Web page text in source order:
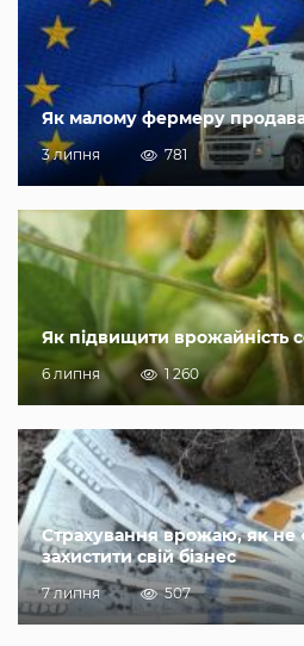
Як малому фермеру
3 липня 781
Як підвищити врожайність
6 липня 1 260
Страхування врожаю, як не
захистити свій бізнес
7 липня 507